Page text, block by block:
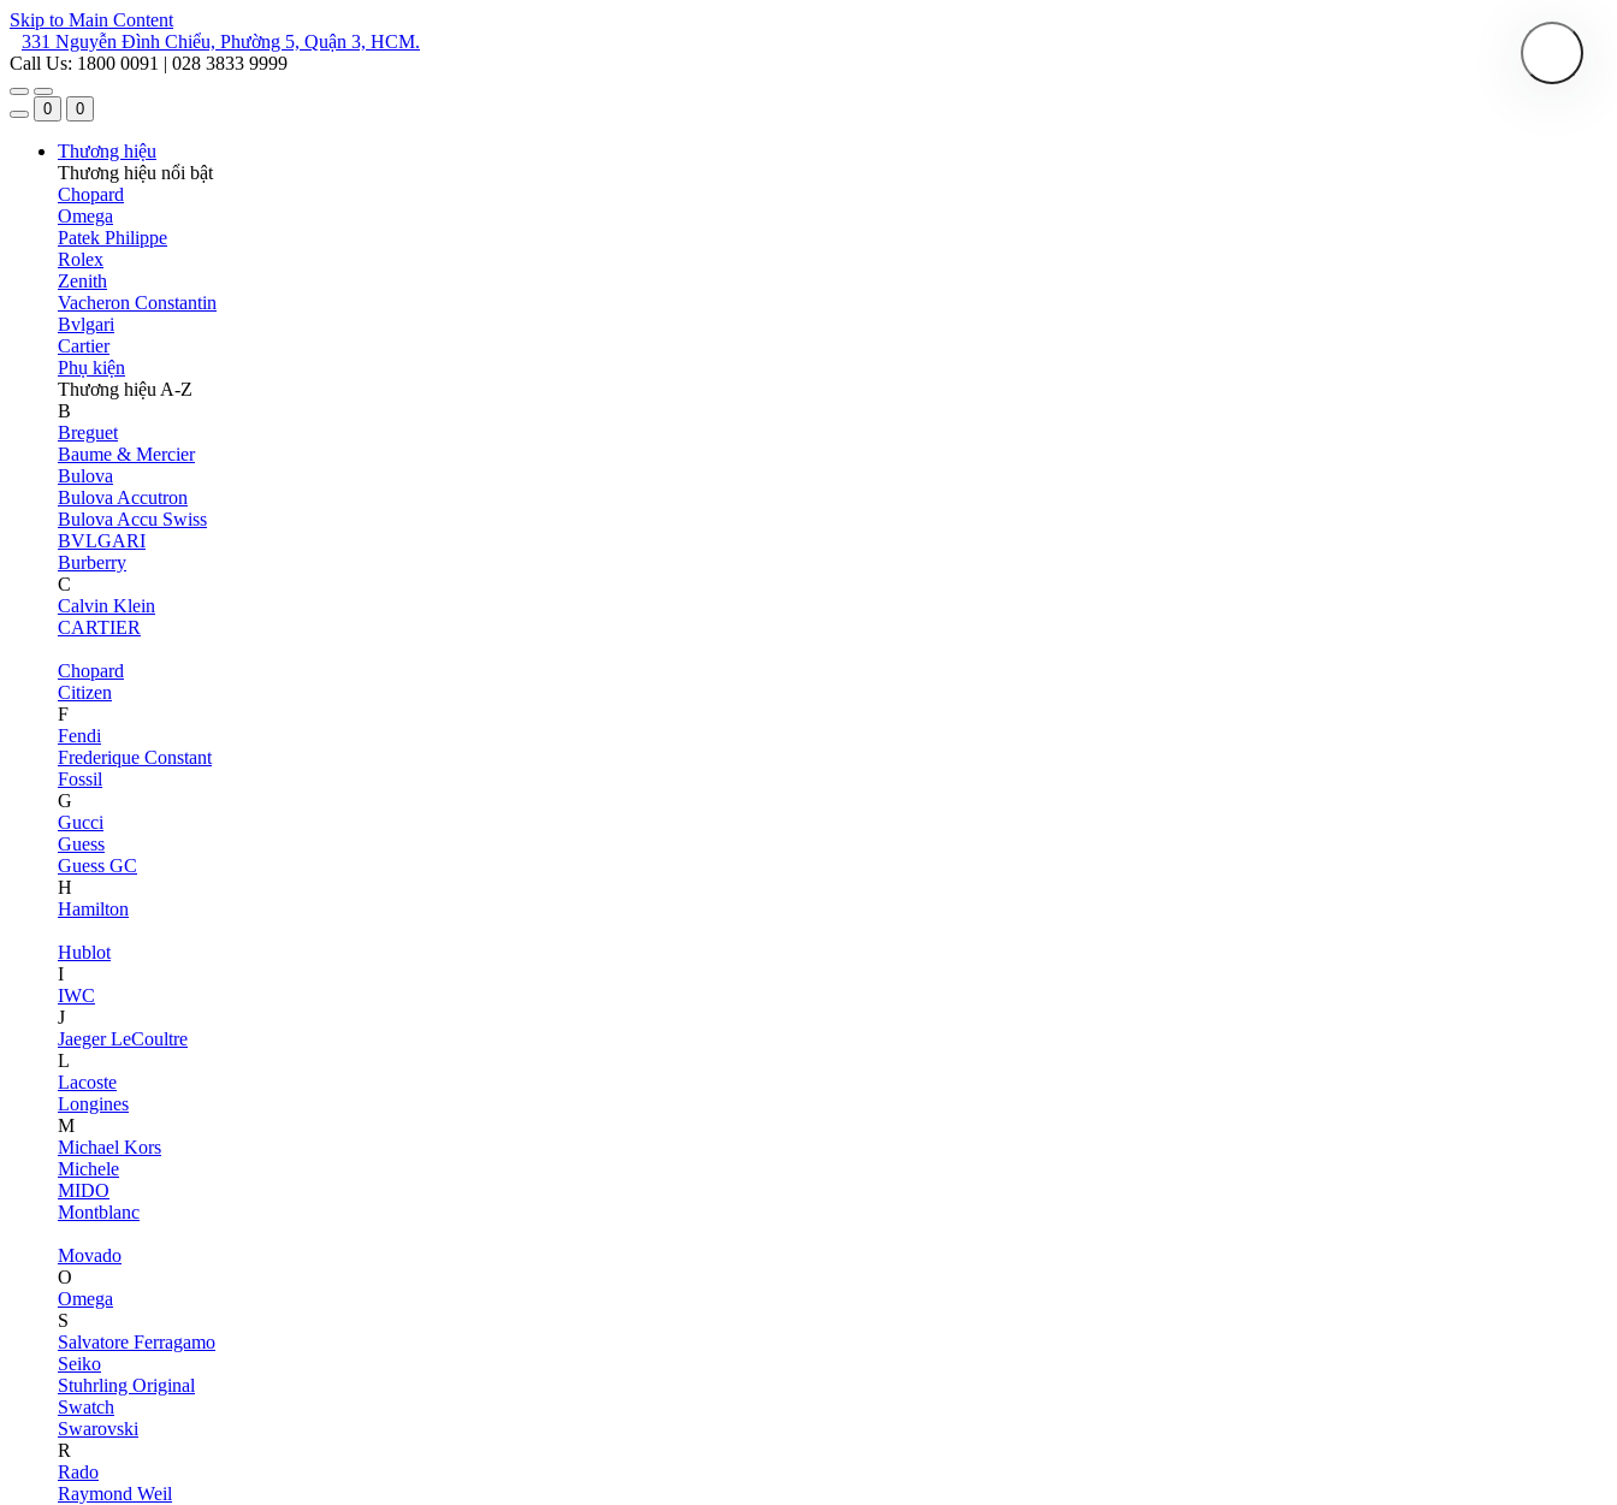
Skip to Main Content
331 Nguyễn Đình Chiểu, Phường 5, Quận 3, HCM.
Call Us: 1800 0091 | 028 3833 9999
0 0
Thương hiệu
Thương hiệu nổi bật
Chopard
Omega
Patek Philippe
Rolex
Zenith
Vacheron Constantin
Bvlgari
Cartier
Phụ kiện
Thương hiệu A-Z
B
Breguet
Baume & Mercier
Bulova
Bulova Accutron
Bulova Accu Swiss
BVLGARI
Burberry
C
Calvin Klein
CARTIER
Chopard
Citizen
F
Fendi
Frederique Constant
Fossil
G
Gucci
Guess
Guess GC
H
Hamilton
Hublot
I
IWC
J
Jaeger LeCoultre
L
Lacoste
Longines
M
Michael Kors
Michele
MIDO
Montblanc
Movado
O
Omega
S
Salvatore Ferragamo
Seiko
Stuhrling Original
Swatch
Swarovski
R
Rado
Raymond Weil